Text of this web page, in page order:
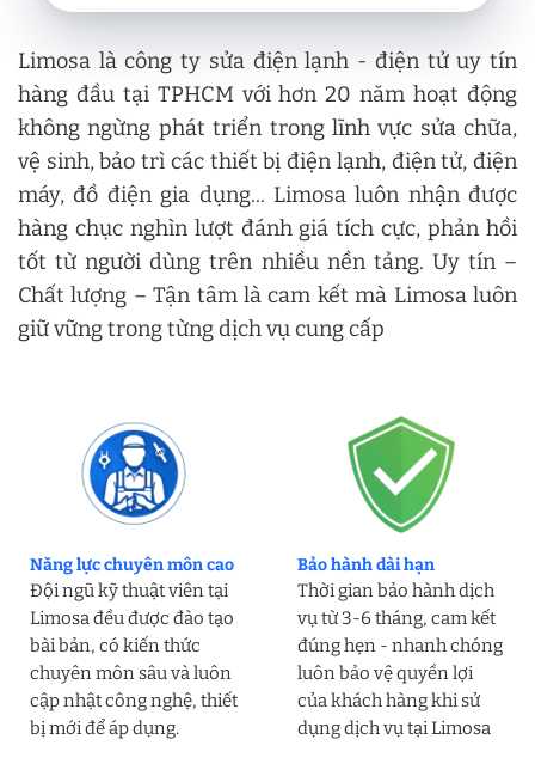
Limosa là công ty sửa điện lạnh - điện tử uy tín
hàng đầu tại TPHCM với hơn 20 năm hoạt động
không ngừng phát triển trong lĩnh vực sửa chữa,
vệ sinh, bảo trì các thiết bị điện lạnh, điện tử, điện
máy, đồ điện gia dụng... Limosa luôn nhận được
hàng chục nghìn lượt đánh giá tích cực, phản hồi
tốt từ người dùng trên nhiều nền tảng. Uy tín –
Chất lượng – Tận tâm là cam kết mà Limosa luôn
giữ vững trong từng dịch vụ cung cấp
Năng lực chuyên môn cao
Đội ngũ kỹ thuật viên tại
Limosa đều được đào tạo
bài bản, có kiến thức
chuyên môn sâu và luôn
cập nhật công nghệ, thiết
bị mới để áp dụng.
Bảo hành dài hạn
Thời gian bảo hành dịch
vụ từ 3-6 tháng, cam kết
đúng hẹn - nhanh chóng
luôn bảo vệ quyền lợi
của khách hàng khi sử
dụng dịch vụ tại Limosa